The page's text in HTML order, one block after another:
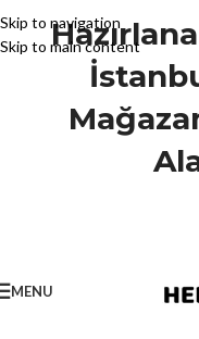
Skip to navigation
Skip to main content
MENU